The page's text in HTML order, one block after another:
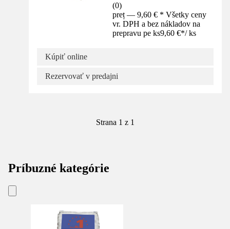
(0)
preț — 9,60 € * Všetky ceny
vr. DPH a bez nákladov na
prepravu pe ks9,60 €*/ ks
Kúpiť online
Rezervovať v predajni
Strana 1 z 1
Príbuzné kategórie